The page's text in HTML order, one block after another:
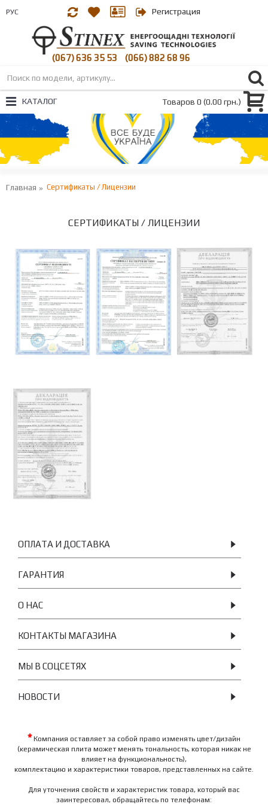
РУС Регистрация
(067) 636 35 53
(066) 882 68 96
Товаров 0 (0.00 грн.)
КАТАЛОГ
Главная Сертификаты / Лицензии
СЕРТИФИКАТЫ / ЛИЦЕНЗИИ
ОПЛАТА И ДОСТАВКА
ГАРАНТИЯ
О НАС
КОНТАКТЫ МАГАЗИНА
МЫ В СОЦСЕТЯХ
НОВОСТИ
* Компания оставляет за собой право изменять цвет/дизайн
(керамическая плита может менять тональность, которая никак не
влияет на функциональность),
комплектацию и характеристики товаров, представленных на сайте.
Для уточнения свойств и характеристик товара, который вас
заинтересовал, обращайтесь по телефонам: